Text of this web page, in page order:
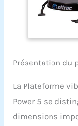
Présentation du
La Plateforme
Power 5 se
dimensions